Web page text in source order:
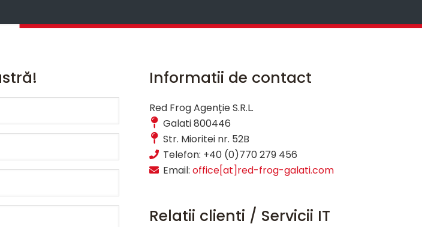
Informatii de contact
Red Frog Agenție S.R.L.
Galati 800446
Str. Mioritei nr. 52B
Telefon: +40 (0)770 279 456
Email:office[at]red-frog-galati.com
Relatii clienti / Servicii IT